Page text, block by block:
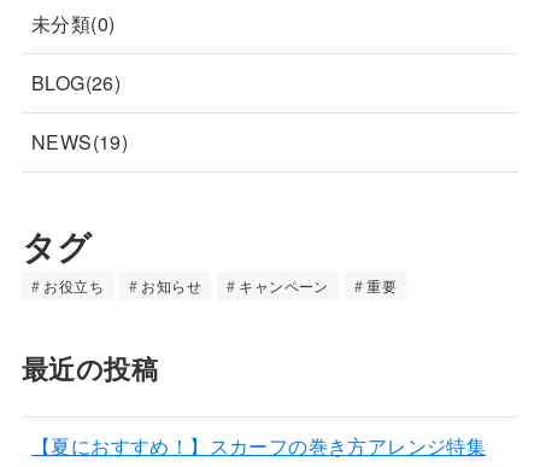
未分類(0)
BLOG(26)
NEWS(19)
タグ
お役立ち お知らせ キャンペーン 重要
最近の投稿
【夏におすすめ！】スカーフの巻き方アレンジ特集